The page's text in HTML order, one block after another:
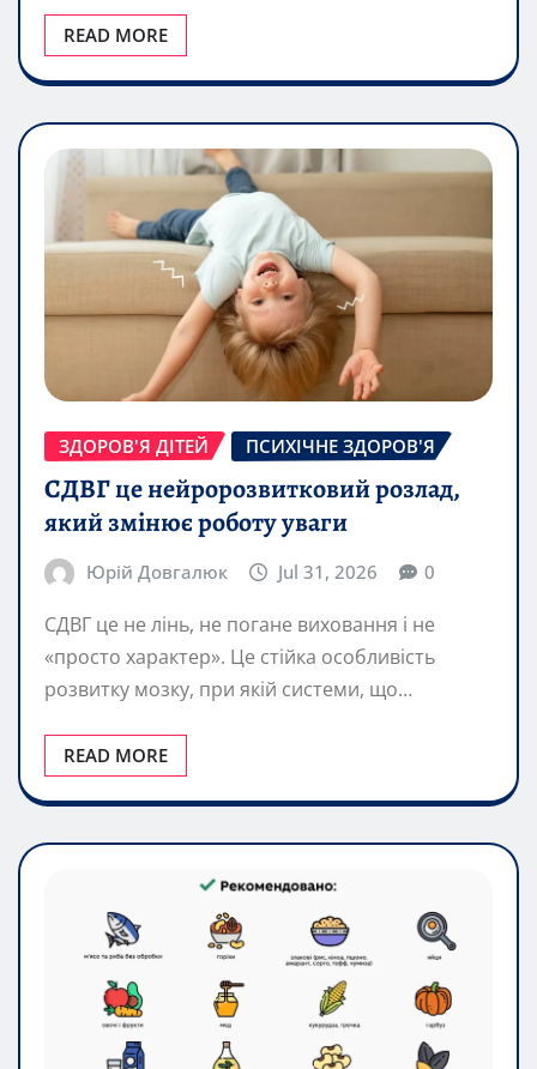
READ MORE
ЗДОРОВ'Я ДІТЕЙ ПСИХІЧНЕ ЗДОРОВ'Я
СДВГ це нейророзвитковий розлад,
який змінює роботу уваги
Юрій Довгалюк Jul 31, 2026 0
СДВГ це не лінь, не погане виховання і не
«просто характер». Це стійка особливість
розвитку мозку, при якій системи, що…
READ MORE